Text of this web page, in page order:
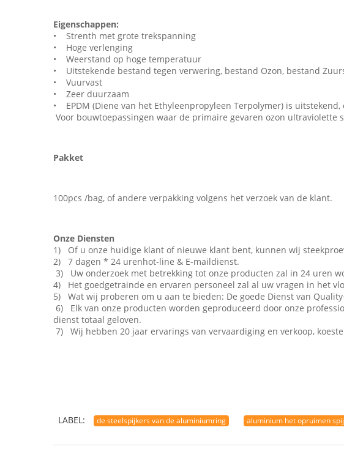
Eigenschappen:
• Strenth met grote trekspanning
• Hoge verlenging
• Weerstand op hoge temperatuur
• Uitstekende bestand tegen verwering, bestand Ozon, bestand
• Vuurvast
• Zeer duurzaam
• EPDM (Diene van het Ethyleenpropyleen Terpolymer) is
Voor bouwtoepassingen waar de primaire gevaren ozon
Pakket
100pcs /bag, of andere verpakking volgens het verzoek van de klant.
Onze Diensten
1) Of u onze huidige klant of nieuwe klant bent, kunnen wij
2) 7 dagen * 24 urenhot-line & E-maildienst.
3) Uw onderzoek met betrekking tot onze producten zal in 24 uren
4) Het goedgetrainde en ervaren personeel zal al uw vragen in het
5) Wat wij proberen om u aan te bieden: De goede Dienst van
6) Elk van onze producten worden geproduceerd door onze
dienst totaal geloven.
7) Wij hebben 20 jaar ervarings van vervaardiging en verkoop,
LABEL: de steelspijkers van de aluminiumring aluminium het opruimen